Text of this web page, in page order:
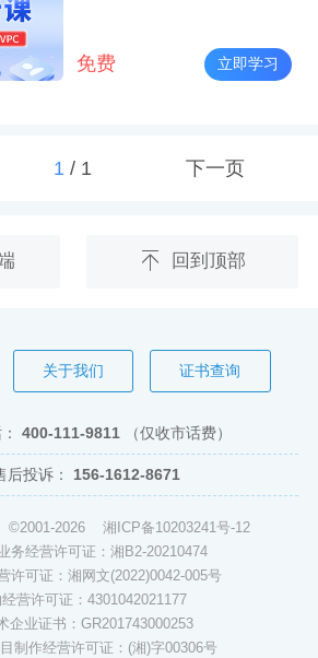
免费 立即学习
1/ 1 下一页
回到顶部
关于我们 证书查询
400-111-9811 （仅收市话费）
后投诉： 156-1612-8671
©2001-2026 湘ICP备10203241号-12
务经营许可证：湘B2-20210474
许可证：湘网文(2022)0042-005号
营许可证：4301042021177
企业证书：GR201743000253
制作经营许可证：(湘)字00306号